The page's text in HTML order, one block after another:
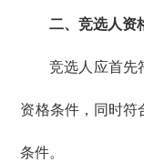
二、竞选人资
竞选人应首先
资格条件，同时符
条件。